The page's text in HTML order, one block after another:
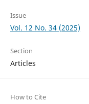
Issue
Vol. 12 No. 34 (2025)
Section
Articles
How to Cite